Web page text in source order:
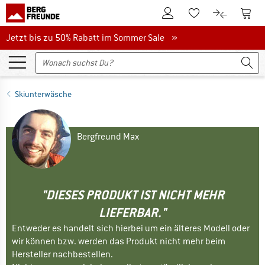
Zum KundenkontoZum Merkzettel.
Zum Zum
Jetzt bis zu 50% Rabatt im Sommer Sale
Jetzt bis zu 50% Rabatt im Sommer Sale »
Skiunterwäsche
Bergfreund Max
"DIESES PRODUKT IST NICHT MEHR
LIEFERBAR."
Entweder es handelt sich hierbei um ein älteres Modell oder
wir können bzw. werden das Produkt nicht mehr beim
Hersteller nachbestellen.